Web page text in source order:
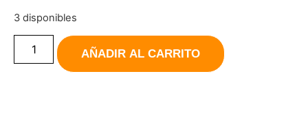
3 disponibles
AÑADIR AL CARRITO